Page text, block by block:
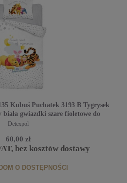
Kubuś Puchatek 3193 B Tygrysek
biała gwiazdki szare fioletowe do
poszewka 40x60
Detexpol
60,00 zł
bez kosztów dostawy
O DOSTĘPNOŚCI